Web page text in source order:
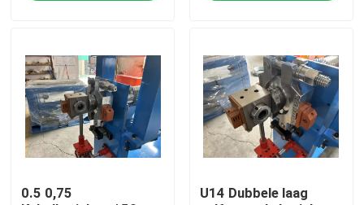
Vraag een offerte
Cable Extruder Machine
Draadtrekkers
0.5 0,75
U14 Dubbele laag